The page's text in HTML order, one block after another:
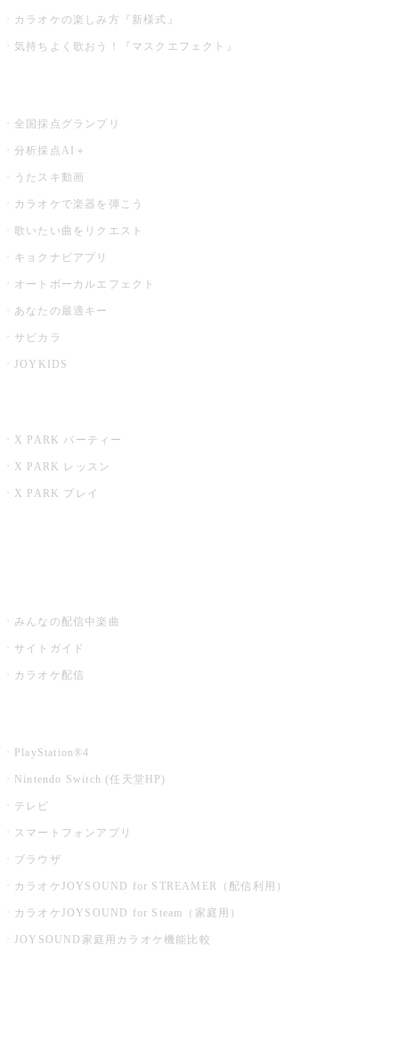
カラオケの楽しみ方『新様式』
気持ちよく歌おう！『マスクエフェクト』
全国採点グランプリ
分析採点AI＋
うたスキ動画
カラオケで楽器を弾こう
歌いたい曲をリクエスト
キョクナビアプリ
オートボーカルエフェクト
あなたの最適キー
サビカラ
JOYKIDS
X PARK パーティー
X PARK レッスン
X PARK プレイ
みんなの配信中楽曲
サイトガイド
カラオケ配信
PlayStation®4
Nintendo Switch (任天堂HP)
テレビ
スマートフォンアプリ
ブラウザ
カラオケJOYSOUND for STREAMER（配信利用）
カラオケJOYSOUND for Steam（家庭用）
JOYSOUND家庭用カラオケ機能比較